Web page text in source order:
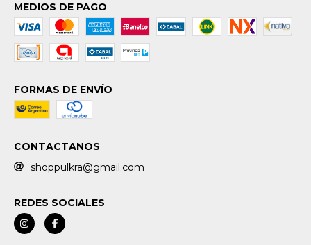
MEDIOS DE PAGO
FORMAS DE ENVÍO
CONTACTANOS
shoppulkra@gmail.com
REDES SOCIALES